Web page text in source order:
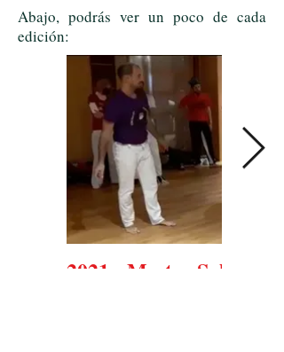
Abajo, podrás ver un poco de cada
edición:
2021 - Mestre Sabiá